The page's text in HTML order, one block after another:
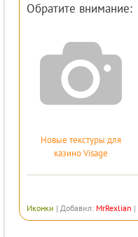
Обратите внимание:
Новые текстуры для
казино Visage
Иконки | Добавил: MrRexlian |